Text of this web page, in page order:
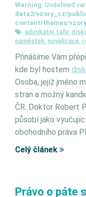
Warning: Undefined
data2/vzory_cz/
content/themes/
advokátní tafir,
náměstek, novelizace,
Přinášíme Vám
kde byl hostem
Osoba, jejíž jméno
stran a možný
ČR. Doktor Robert
působí jako
obchodního práva
Celý článek
Právo o páte